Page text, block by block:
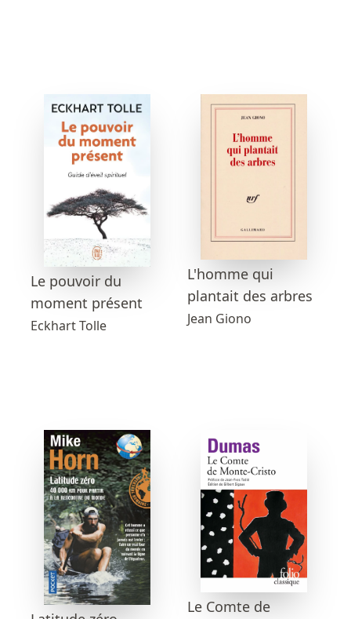
Le pouvoir du
moment présent
Eckhart Tolle
L'homme qui
plantait des arbres
Jean Giono
Le Comte de